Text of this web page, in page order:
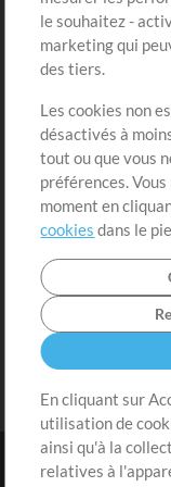
Acheter des crédits
Contenu gratuit
Demander les pistes
Extras
Sessions
Soumettre votre
Listes de lecture
Conférence MT
le souhaitez -
marketing qui
des tiers.
Les cookies non
désactivés à
tout ou que vous
préférences.
moment en
cookies dans le
En cliquant sur
utilisation de
ainsi qu'à la
relatives à